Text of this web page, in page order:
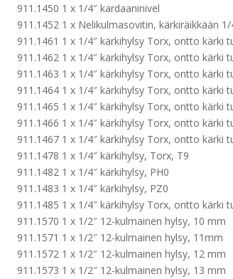
911.1450 1 x 1/4″ kardaaninivel
911.1452 1 x Nelikulmasovitin, kärkiräikkään 1/
911.1461 1 x 1/4″ kärkihylsy Torx, ontto kärki
911.1462 1 x 1/4″ kärkihylsy Torx, ontto kärki
911.1463 1 x 1/4″ kärkihylsy Torx, ontto kärki
911.1464 1 x 1/4″ kärkihylsy Torx, ontto kärki
911.1465 1 x 1/4″ kärkihylsy Torx, ontto kärki
911.1466 1 x 1/4″ kärkihylsy Torx, ontto kärki
911.1467 1 x 1/4″ kärkihylsy Torx, ontto kärki
911.1478 1 x 1/4″ kärkihylsy, Torx, T9
911.1482 1 x 1/4″ kärkihylsy, PH0
911.1483 1 x 1/4″ kärkihylsy, PZ0
911.1485 1 x 1/4″ kärkihylsy Torx, ontto kärki
911.1570 1 x 1/2″ 12-kulmainen hylsy, 10 mm
911.1571 1 x 1/2″ 12-kulmainen hylsy, 11mm
911.1572 1 x 1/2″ 12-kulmainen hylsy, 12 mm
911.1573 1 x 1/2″ 12-kulmainen hylsy, 13 mm